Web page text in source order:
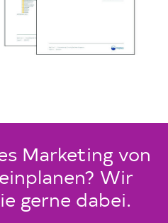
Marketing von
Wir
gerne dabei.